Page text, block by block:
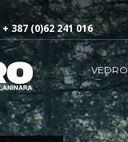
+ 387 (0)62 241 016
VEDRO